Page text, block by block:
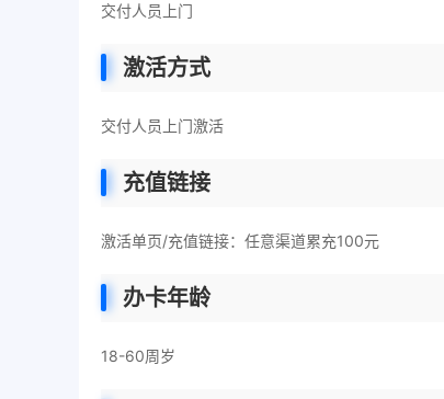
交付人员上门
激活方式
交付人员上门激活
充值链接
激活单页/充值链接：任意渠道累充100元
办卡年龄
18-60周岁